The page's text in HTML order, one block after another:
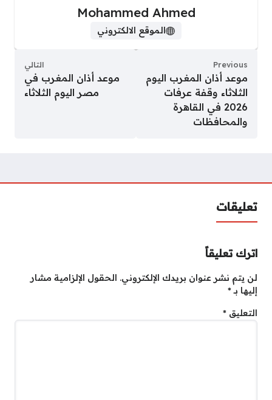
Mohammed Ahmed
الموقع الالكتروني
Previous
موعد أذان المغرب اليوم
الثلاثاء وقفة عرفات
2026 في القاهرة
والمحافظات
التالي
موعد أذان المغرب في
مصر اليوم الثلاثاء
تعليقات
اترك تعليقاً
لن يتم نشر عنوان بريدك الإلكتروني. الحقول الإلزامية مشار
إليها بـ*
التعليق *